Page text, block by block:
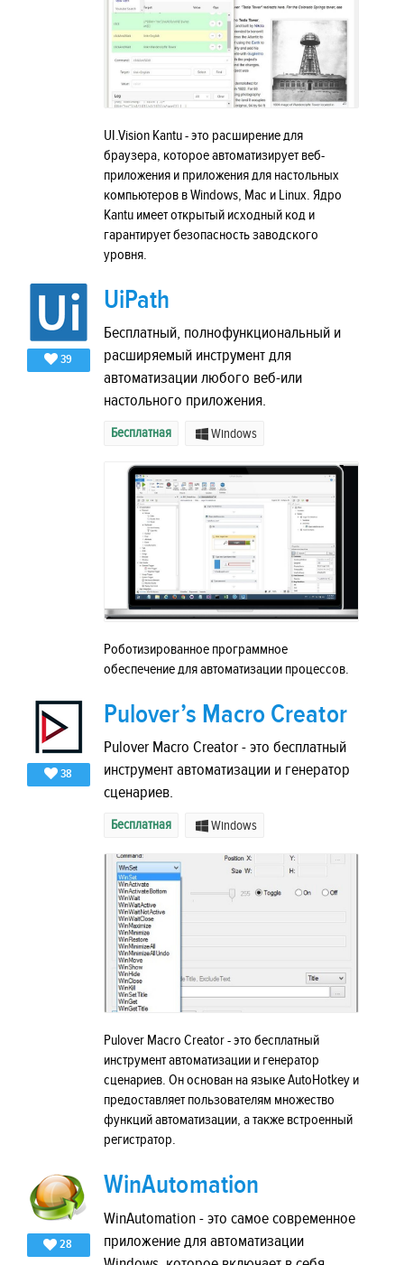
UI.Vision Kantu - это расширение для
браузера, которое автоматизирует веб-
приложения и приложения для настольных
компьютеров в Windows, Mac и Linux. Ядро
Kantu имеет открытый исходный код и
гарантирует безопасность заводского
уровня.
39
UiPath
Бесплатный, полнофункциональный и
расширяемый инструмент для
автоматизации любого веб-или
настольного приложения.
Бесплатная Windows
Роботизированное программное
обеспечение для автоматизации процессов.
38
Pulover’s Macro Creator
Pulover Macro Creator - это бесплатный
инструмент автоматизации и генератор
сценариев.
Бесплатная Windows
Pulover Macro Creator - это бесплатный
инструмент автоматизации и генератор
сценариев. Он основан на языке AutoHotkey и
предоставляет пользователям множество
функций автоматизации, а также встроенный
регистратор.
28
WinAutomation
WinAutomation - это самое современное
приложение для автоматизации